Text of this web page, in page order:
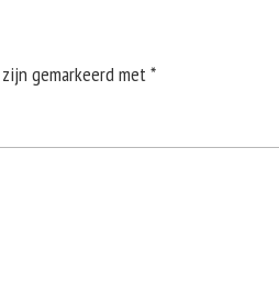
gemarkeerd met *